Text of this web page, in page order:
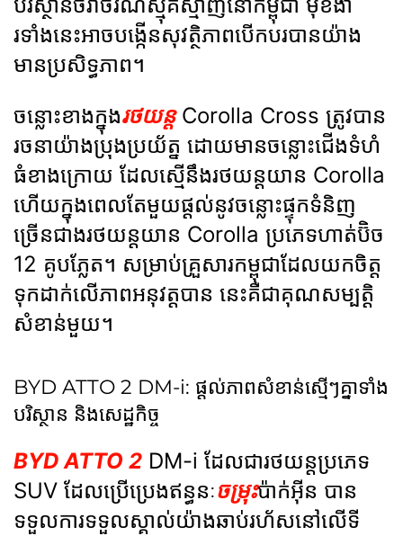
រទាំងនេះអាចបង្កើនសុវត្ថិភាពបើកបរបានយ៉ាង
មានប្រសិទ្ធភាព។
ចន្លោះខាងក្នុងរថយន្តCorolla Cross ត្រូវបាន
រចនាយ៉ាងប្រុងប្រយ័ត្ន ដោយមានចន្លោះជើងទំហំ
ធំខាងក្រោយ ដែលស្មើនឹងរថយន្តយាន Corolla
ហើយក្នុងពេលតែមួយផ្ដល់នូវចន្លោះផ្ទុកទំនិញ
ច្រើនជាងរថយន្តយាន Corolla ប្រភេទហាត់ប៊ិច
12 គូបភ្លែត។ សម្រាប់គ្រួសារកម្ពុជាដែលយកចិត្ត
ទុកដាក់លើភាពអនុវត្តបាន នេះគឺជាគុណសម្បត្តិ
សំខាន់មួយ។
BYD ATTO 2 DM-i: ផ្ដល់ភាពសំខាន់ស្មើៗគ្នាទាំង
បរិស្ថាន និងសេដ្ឋកិច្ច
BYD ATTO 2 DM-i ដែលជារថយន្តប្រភេទ
SUV ដែលប្រើប្រេងឥន្ធនៈចម្រុះប៉ាក់អ៊ីន បាន
ទទួលការទទួលស្គាល់យ៉ាងឆាប់រហ័សនៅលើទី